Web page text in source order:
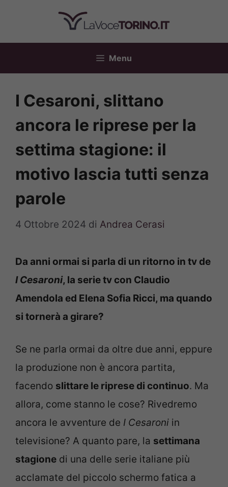
contenuto
Menu
I Cesaroni, slittano
ancora le riprese per la
settima stagione: il
motivo lascia tutti senza
parole
4 Ottobre 2024 di Andrea Cerasi
Da anni ormai si parla di un ritorno in tv de
I Cesaroni, la serie tv con Claudio
Amendola ed Elena Sofia Ricci, ma quando
si tornerà a girare?
Se ne parla ormai da oltre due anni, eppure
la produzione non è ancora partita,
facendo slittare le riprese di continuo. Ma
allora, come stanno le cose? Rivedremo
ancora le avventure de I Cesaroni in
televisione? A quanto pare, la settimana
stagione di una delle serie italiane più
acclamate del piccolo schermo fatica a